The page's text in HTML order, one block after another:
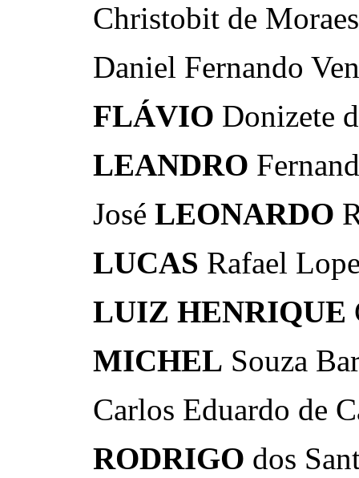
Christobit de
Daniel Fernando
FLÁVIO Donizete
LEANDRO
José LEONARDO
LUCAS Rafael
LUIZ HENRIQUE
MICHEL Souza
Carlos Eduardo de
RODRIGO dos